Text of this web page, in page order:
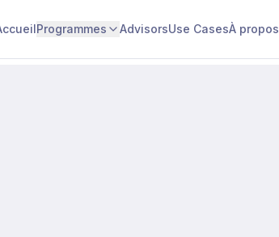
Programmes AdvisorsUse CasesÀ propos